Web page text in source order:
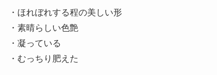
・ほれぼれする程の美しい形
・素晴らしい色艶
・凝っている
・むっちり肥えた